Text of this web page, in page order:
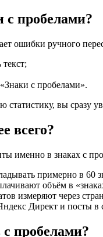
с пробелами?
ошибки ручного
с пробелами».
статистику, вы сразу
всего?
именно в знаках с
примерно в 60
объём в
измеряют через
Директ и посты в
с пробелами?